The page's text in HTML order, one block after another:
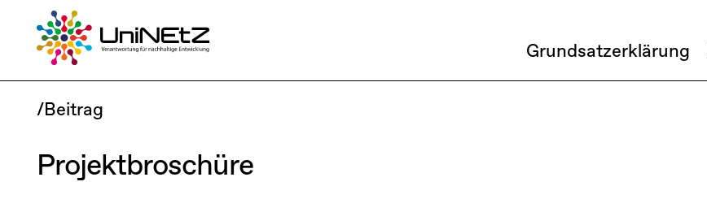
Grundsatzerklärung
/Beitrag
Projektbroschüre